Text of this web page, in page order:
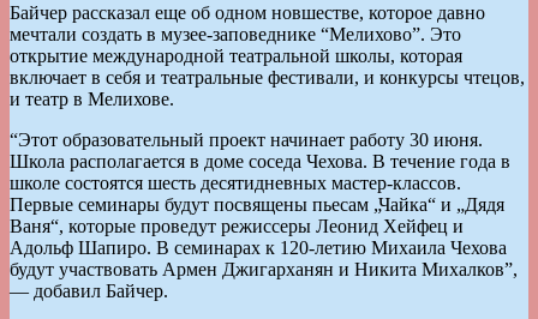
Байчер рассказал еще об одном новшестве, которое давно
мечтали создать в музее-заповеднике “Мелихово”. Это
открытие международной театральной школы, которая
включает в себя и театральные фестивали, и конкурсы чтецов,
и театр в Мелихове.
“Этот образовательный проект начинает работу 30 июня.
Школа располагается в доме соседа Чехова. В течение года в
школе состоятся шесть десятидневных мастер-классов.
Первые семинары будут посвящены пьесам „Чайка“ и „Дядя
Ваня“, которые проведут режиссеры Леонид Хейфец и
Адольф Шапиро. В семинарах к 120-летию Михаила Чехова
будут участвовать Армен Джигарханян и Никита Михалков”,
— добавил Байчер.